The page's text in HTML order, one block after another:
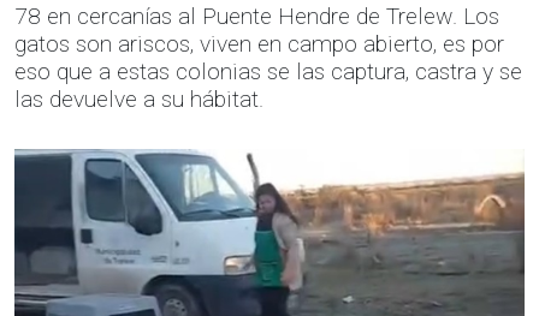
78 en cercanías al Puente Hendre de Trelew. Los
gatos son ariscos, viven en campo abierto, es por
eso que a estas colonias se las captura, castra y se
las devuelve a su hábitat.